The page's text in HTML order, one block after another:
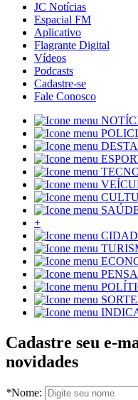
JC Notícias
Espacial FM
Aplicativo
Flagrante Digital
Vídeos
Podcasts
Cadastre-se
Fale Conosco
+
Cadastre seu e-
novidades
*Nome: